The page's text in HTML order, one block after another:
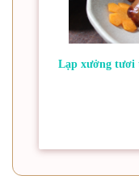
Lạp xưởng tươi